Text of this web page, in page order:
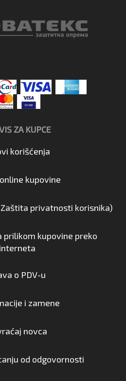
ZA KUPCE
korišćenja
kupovine
privatnosti korisnika)
prilikom kupovine preko
interneta
o PDV-u
i zamene
novca
od odgovornosti